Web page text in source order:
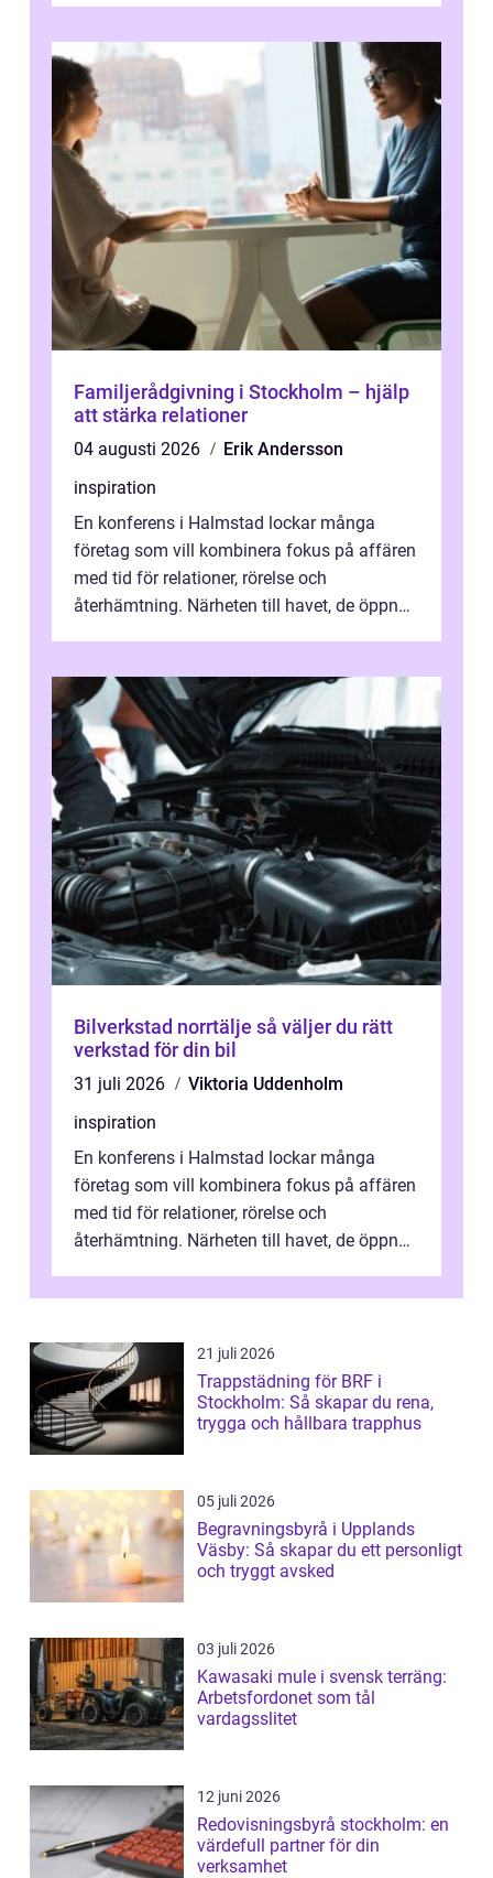
Familjerådgivning i Stockholm – hjälp
att stärka relationer
04 augusti 2026
Erik Andersson
inspiration
En konferens i Halmstad lockar många
företag som vill kombinera fokus på affären
med tid för relationer, rörelse och
återhämtning. Närheten till havet, de öppna
Bilverkstad norrtälje så väljer du rätt
verkstad för din bil
31 juli 2026
Viktoria Uddenholm
inspiration
En konferens i Halmstad lockar många
företag som vill kombinera fokus på affären
med tid för relationer, rörelse och
återhämtning. Närheten till havet, de öppna
21 juli 2026
Trappstädning för BRF i
Stockholm: Så skapar du rena,
trygga och hållbara trapphus
05 juli 2026
Begravningsbyrå i Upplands
Väsby: Så skapar du ett personligt
och tryggt avsked
03 juli 2026
Kawasaki mule i svensk terräng:
Arbetsfordonet som tål
vardagsslitet
12 juni 2026
Redovisningsbyrå stockholm: en
värdefull partner för din
verksamhet